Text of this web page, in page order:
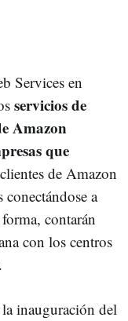
Services en
servicios de
Amazon
que
de Amazon
conectándose a
contarán
con los centros
inauguración del